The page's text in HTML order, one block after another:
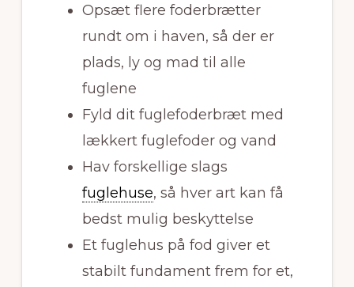
Opsæt flere foderbrætter
rundt om i haven, så der er
plads, ly og mad til alle
fuglene
Fyld dit fuglefoderbræt med
lækkert fuglefoder og vand
Hav forskellige slags
fuglehuse, så hver art kan få
bedst mulig beskyttelse
Et fuglehus på fod giver et
stabilt fundament frem for et,